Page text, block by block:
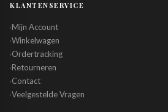
KLANTENSERVICE
›Mijn Account
›Winkelwagen
›Ordertracking
›Retourneren
›Contact
›Veelgestelde Vragen